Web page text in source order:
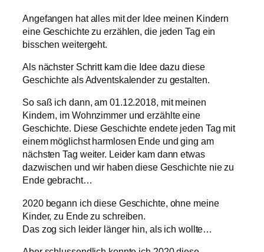
Angefangen hat alles mit der Idee meinen Kindern
eine Geschichte zu erzählen, die jeden Tag ein
bisschen weitergeht.
Als nächster Schritt kam die Idee dazu diese
Geschichte als Adventskalender zu gestalten.
So saß ich dann, am 01.12.2018, mit meinen
Kindern, im Wohnzimmer und erzählte eine
Geschichte. Diese Geschichte endete jeden Tag mit
einem möglichst harmlosen Ende und ging am
nächsten Tag weiter. Leider kam dann etwas
dazwischen und wir haben diese Geschichte nie zu
Ende gebracht…
2020 begann ich diese Geschichte, ohne meine
Kinder, zu Ende zu schreiben.
Das zog sich leider länger hin, als ich wollte…